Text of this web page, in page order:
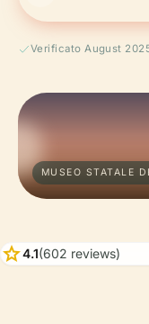
Verificato August
MUSEO STATALE
star4.1(602 reviews)